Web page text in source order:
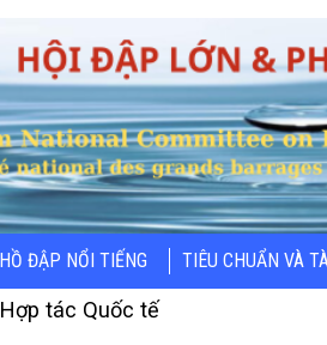
HỒ ĐẬP NỔI TIẾNG TIÊU CHUẨN VÀ
tác Quốc tế